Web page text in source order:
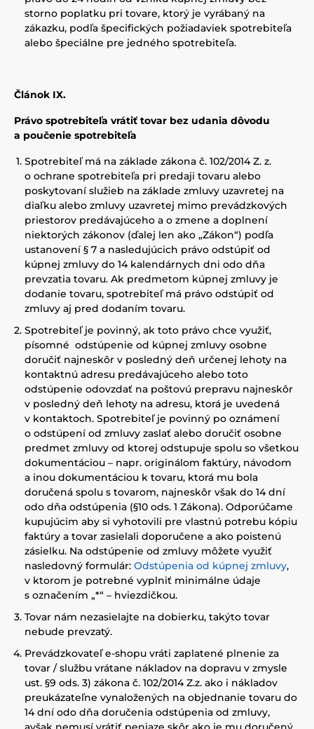
storno poplatku pri tovare, ktorý je vyrábaný na
zákazku, podľa špecifických požiadaviek spotrebiteľa
alebo špeciálne pre jedného spotrebiteľa.
Článok IX.
Právo spotrebiteľa vrátiť tovar bez udania dôvodu
a poučenie spotrebiteľa
Spotrebiteľ má na základe zákona č. 102/2014 Z. z.
o ochrane spotrebiteľa pri predaji tovaru alebo
poskytovaní služieb na základe zmluvy uzavretej na
diaľku alebo zmluvy uzavretej mimo prevádzkových
priestorov predávajúceho a o zmene a doplnení
niektorých zákonov (ďalej len ako „Zákon“) podľa
ustanovení § 7 a nasledujúcich právo odstúpiť od
kúpnej zmluvy do 14 kalendárnych dni odo dňa
prevzatia tovaru. Ak predmetom kúpnej zmluvy je
dodanie tovaru, spotrebiteľ má právo odstúpiť od
zmluvy aj pred dodaním tovaru.
Spotrebiteľ je povinný, ak toto právo chce využiť,
písomné odstúpenie od kúpnej zmluvy osobne
doručiť najneskôr v posledný deň určenej lehoty na
kontaktnú adresu predávajúceho alebo toto
odstúpenie odovzdať na poštovú prepravu najneskôr
v posledný deň lehoty na adresu, ktorá je uvedená
v kontaktoch. Spotrebiteľ je povinný po oznámení
o odstúpení od zmluvy zaslať alebo doručiť osobne
predmet zmluvy od ktorej odstupuje spolu so všetkou
dokumentáciou – napr. originálom faktúry, návodom
a inou dokumentáciou k tovaru, ktorá mu bola
doručená spolu s tovarom, najneskôr však do 14 dní
odo dňa odstúpenia (§10 ods. 1 Zákona). Odporúčame
kupujúcim aby si vyhotovili pre vlastnú potrebu kópiu
faktúry a tovar zasielali doporučene a ako poistenú
zásielku. Na odstúpenie od zmluvy môžete využiť
nasledovný formulár: Odstúpenia od kúpnej zmluvy,
v ktorom je potrebné vyplniť minimálne údaje
s označením „*“ – hviezdičkou.
Tovar nám nezasielajte na dobierku, takýto tovar
nebude prevzatý.
Prevádzkovateľ e-shopu vráti zaplatené plnenie za
tovar / službu vrátane nákladov na dopravu v zmysle
ust. §9 ods. 3) zákona č. 102/2014 Z.z. ako i nákladov
preukázateľne vynaložených na objednanie tovaru do
14 dní odo dňa doručenia odstúpenia od zmluvy,